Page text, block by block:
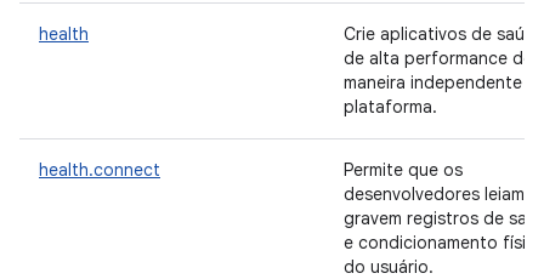
health
Crie aplicativos de saúde
de alta performance de
maneira independente
plataforma.
health.connect
Permite que os
desenvolvedores leiam
gravem registros de
e condicionamento
do usuário.